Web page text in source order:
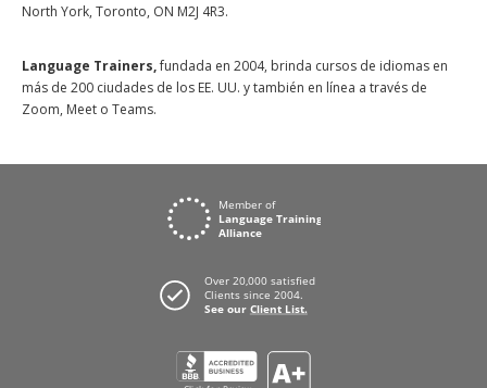
North York, Toronto, ON M2J 4R3.
Language Trainers,fundada en 2004, brinda cursos de idiomas en
más de 200 ciudades de los EE. UU. y también en línea a través de
Zoom, Meet o Teams.